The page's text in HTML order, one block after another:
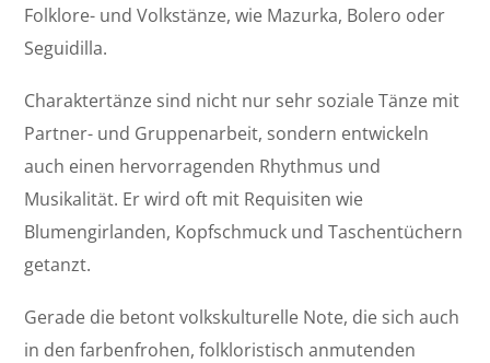
Folklore- und Volkstänze, wie Mazurka, Bolero oder
Seguidilla.
Charaktertänze sind nicht nur sehr soziale Tänze mit
Partner- und Gruppenarbeit, sondern entwickeln
auch einen hervorragenden Rhythmus und
Musikalität. Er wird oft mit Requisiten wie
Blumengirlanden, Kopfschmuck und Taschentüchern
getanzt.
Gerade die betont volkskulturelle Note, die sich auch
in den farbenfrohen, folkloristisch anmutenden